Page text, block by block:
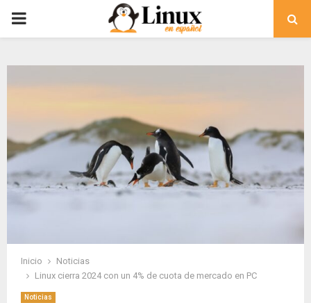
PRIMARY
Inicio
Noticias
Linux cierra 2024 con un 4% de cuota de mercado en PC
Noticias